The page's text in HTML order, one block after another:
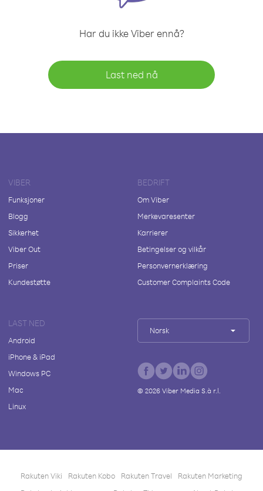
Har du ikke Viber ennå?
Last ned nå
VIBER
Funksjoner
Blogg
Sikkerhet
Viber Out
Priser
Kundestøtte
BEDRIFT
Om Viber
Merkevaresenter
Karrierer
Betingelser og vilkår
Personvernerklæring
Customer Complaints Code
LAST NED
Android
iPhone & iPad
Windows PC
Mac
Linux
Norsk
© 2026Viber Media S.à r.l.
Rakuten Viki Rakuten Kobo Rakuten Travel
Rakuten Marketing